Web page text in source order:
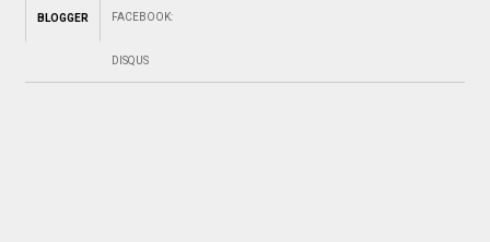
BLOGGER FACEBOOK:
DISQUS